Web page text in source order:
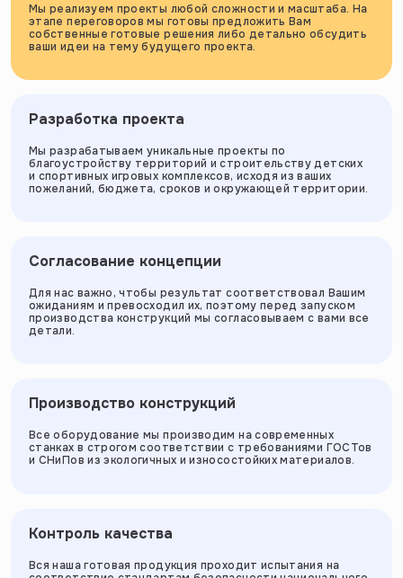
Мы реализуем проекты любой сложности и масштаба. На
этапе переговоров мы готовы предложить Вам
собственные готовые решения либо детально обсудить
ваши идеи на тему будущего проекта.
Разработка проекта
Мы разрабатываем уникальные проекты по
благоустройству территорий и строительству детских
и спортивных игровых комплексов, исходя из ваших
пожеланий, бюджета, сроков и окружающей территории.
Согласование концепции
Для нас важно, чтобы результат соответствовал Вашим
ожиданиям и превосходил их, поэтому перед запуском
производства конструкций мы согласовываем с вами все
детали.
Производство конструкций
Все оборудование мы производим на современных
станках в строгом соответствии с требованиями ГОСТов
и СНиПов из экологичных и износостойких материалов.
Контроль качества
Вся наша готовая продукция проходит испытания на